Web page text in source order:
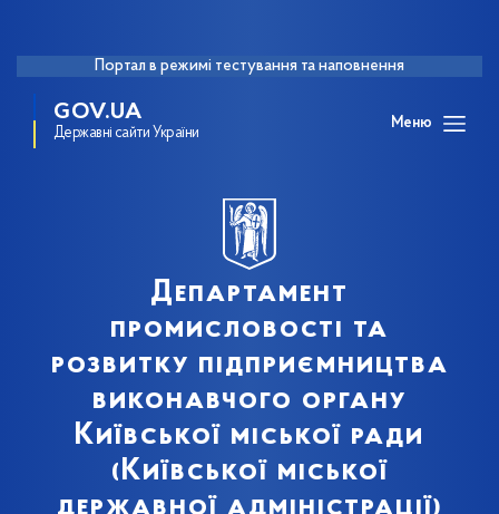
Портал в режимі тестування та наповнення
GOV.UA
Державні сайти України
Меню
Департамент
промисловості та
розвитку підприємництва
виконавчого органу
Київської міської ради
(Київської міської
державної адміністрації)